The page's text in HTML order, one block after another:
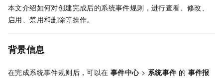
本文介绍如何对创建完成后的系统事件规则，进行查看、修改、
启用、禁用和删除等操作。
背景信息
在完成系统事件规则后，可以在 事件中心> 系统事件 的 事件报